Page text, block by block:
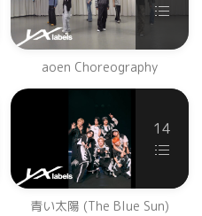
aoen Choreography
14
青い太陽 (The Blue Sun)